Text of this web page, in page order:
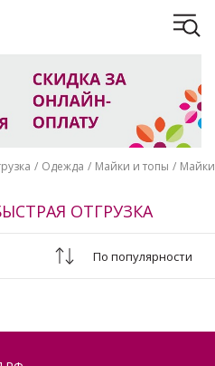
Одежда Майки и топы Майки
ОТГРУЗКА
По популярности